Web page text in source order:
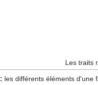
Les traits
les différents éléments d'une